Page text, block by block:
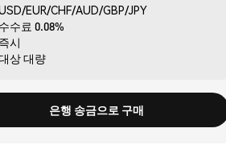
EUR/CHF/AUD/GBP/JPY
수료 0.08%
즉시
상대량
은행 송금으로 구매